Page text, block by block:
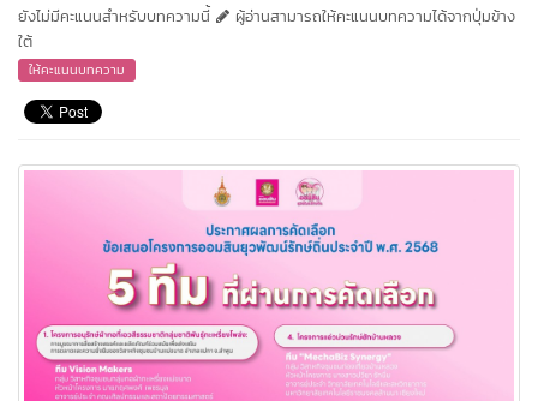
ยังไม่มีคะแนนสำหรับบทความนี้
ผู้อ่านสามารถให้คะแนนบทความได้จากปุ่มข้าง
ใต้
ให้คะแนนบทความ